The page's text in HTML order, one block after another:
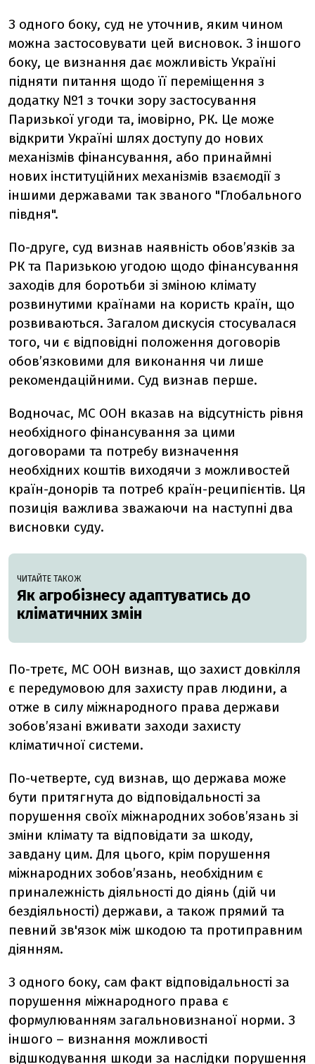
З одного боку, суд не уточнив, яким чином
можна застосовувати цей висновок. З іншого
боку, це визнання дає можливість Україні
підняти питання щодо її переміщення з
додатку №1 з точки зору застосування
Паризької угоди та, імовірно, РК. Це може
відкрити Україні шлях доступу до нових
механізмів фінансування, або принаймні
нових інституційних механізмів взаємодії з
іншими державами так званого "Глобального
півдня".
По-друге, суд визнав наявність обов’язків за
РК та Паризькою угодою щодо фінансування
заходів для боротьби зі зміною клімату
розвинутими країнами на користь країн, що
розвиваються. Загалом дискусія стосувалася
того, чи є відповідні положення договорів
обов’язковими для виконання чи лише
рекомендаційними. Суд визнав перше.
Водночас, МС ООН вказав на відсутність рівня
необхідного фінансування за цими
договорами та потребу визначення
необхідних коштів виходячи з можливостей
країн-донорів та потреб країн-реципієнтів. Ця
позиція важлива зважаючи на наступні два
висновки суду.
ЧИТАЙТЕ ТАКОЖ
Як агробізнесу адаптуватись до
кліматичних змін
По-третє, МС ООН визнав, що захист довкілля
є передумовою для захисту прав людини, а
отже в силу міжнародного права держави
зобов’язані вживати заходи захисту
кліматичної системи.
По-четверте, суд визнав, що держава може
бути притягнута до відповідальності за
порушення своїх міжнародних зобов’язань зі
зміни клімату та відповідати за шкоду,
завдану цим. Для цього, крім порушення
міжнародних зобов’язань, необхідним є
приналежність діяльності до діянь (дій чи
бездіяльності) держави, а також прямий та
певний зв'язок між шкодою та протиправним
діянням.
З одного боку, сам факт відповідальності за
порушення міжнародного права є
формулюванням загальновизнаної норми. З
іншого – визнання можливості
відшкодування шкоди за наслідки порушення